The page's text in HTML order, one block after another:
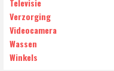
Verzorging
Videocamera
Wassen
Winkels